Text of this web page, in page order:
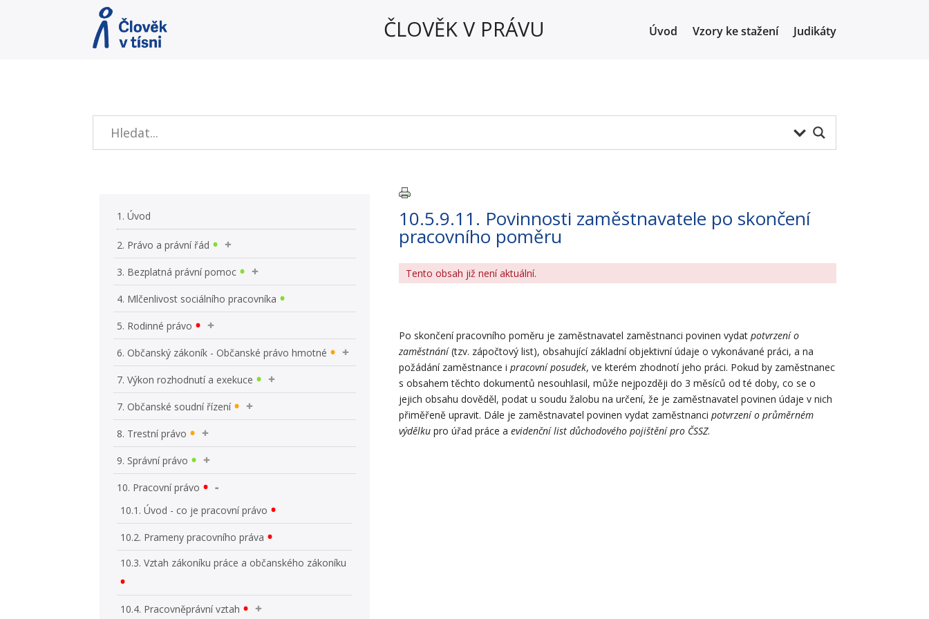
ČLOVĚK V PRÁVU Úvod Vzory ke stažení Judikáty
1. Úvod
2. Právo a právní řád
3. Bezplatná právní pomoc
4. Mlčenlivost sociálního pracovníka
5. Rodinné právo
6. Občanský zákoník - Občanské právo hmotné
7. Výkon rozhodnutí a exekuce
7. Občanské soudní řízení
8. Trestní právo
9. Správní právo
10. Pracovní právo
10.1. Úvod - co je pracovní právo
10.2. Prameny pracovního práva
10.3. Vztah zákoníku práce a občanského zákoníku
10.4. Pracovněprávní vztah
10.5.9.11. Povinnosti zaměstnavatele po skončení
pracovního poměru
Tento obsah již není aktuální.
Po skončení pracovního poměru je zaměstnavatel zaměstnanci povinen vydatpotvrzení o
zaměstnání(tzv. zápočtový list), obsahující základní objektivní údaje o vykonávané práci, a na
požádání zaměstnance ipracovní posudek, ve kterém zhodnotí jeho práci. Pokud by zaměstnanec
s obsahem těchto dokumentů nesouhlasil, může nejpozději do 3 měsíců od té doby, co se o
jejich obsahu dověděl, podat u soudu žalobu na určení, že je zaměstnavatel povinen údaje v nich
přiměřeně upravit. Dále je zaměstnavatel povinen vydat zaměstnancipotvrzení o průměrném
výdělku pro úřad práce aevidenční list důchodového pojištění pro ČSSZ.